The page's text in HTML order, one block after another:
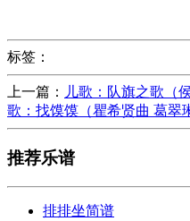
标签：
上一篇： 儿歌：队旗之歌（
歌：找馍馍（瞿希贤曲 葛翠
推荐乐谱
排排坐简谱